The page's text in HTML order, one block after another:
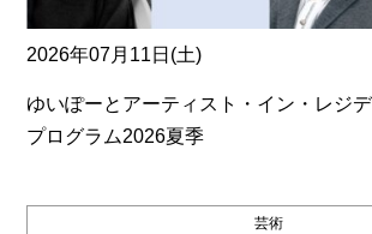
2026年07月11日(土)
ゆいぽーとアーティスト・イン・レジ
プログラム2026夏季
芸術